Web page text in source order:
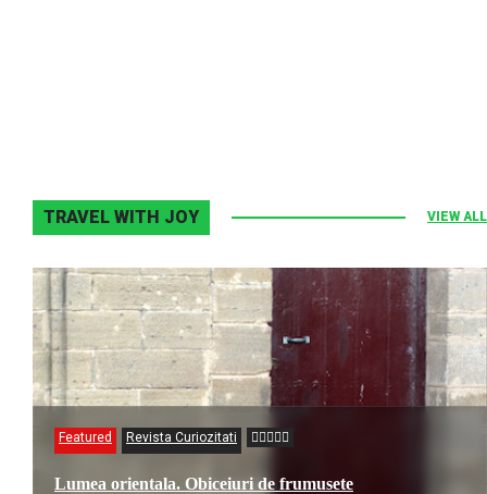
TRAVEL WITH JOY VIEW ALL
Featured Revista Curiozitati
Lumea orientala. Obiceiuri de frumusete